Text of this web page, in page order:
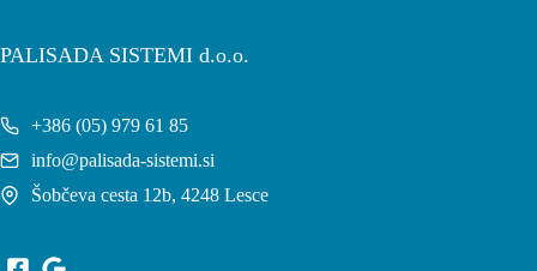
PALISADA SISTEMI d.o.o.
+386 (05) 979 61 85
info@palisada-sistemi.si
Šobčeva cesta 12b, 4248 Lesce